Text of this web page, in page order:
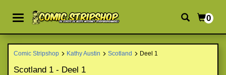
0
Comic Stripshop Kathy Austin Scotland Deel 1
Scotland 1 - Deel 1